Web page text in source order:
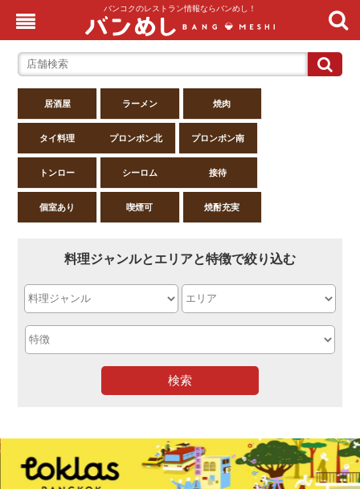
バンコクのレストラン情報ならバンめし！
居酒屋 ラーメン 焼肉
タイ料理 プロンポン北 プロンポン南
トンロー シーロム 接待
個室あり 喫煙可 焼酎充実
料理ジャンルとエリアと特徴で絞り込む
検索